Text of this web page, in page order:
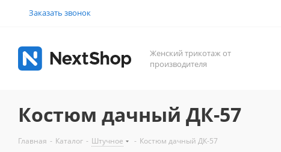
Заказать звонок
Женский трикотаж от
производителя
Костюм дачный ДК-57
Главная - Каталог - Штучное - Костюм дачный ДК-57